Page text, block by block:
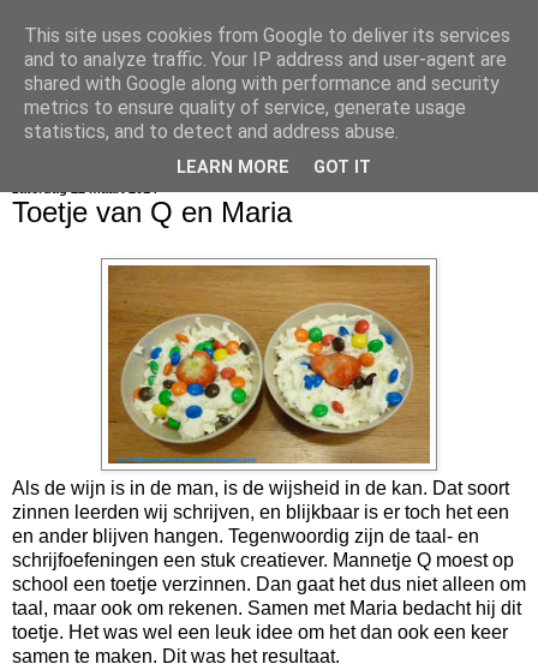
bijna net zo lekker als thuis
Toetje van Q en Maria
Als de wijn is in de man, is de wijsheid in de kan. Dat soort
zinnen leerden wij schrijven, en blijkbaar is er toch het een
en ander blijven hangen. Tegenwoordig zijn de taal- en
schrijfoefeningen een stuk creatiever. Mannetje Q moest op
school een toetje verzinnen. Dan gaat het dus niet alleen om
taal, maar ook om rekenen. Samen met Maria bedacht hij dit
toetje. Het was wel een leuk idee om het dan ook een keer
samen te maken. Dit was het resultaat.
This site uses cookies from Google to deliver its services
and to analyze traffic. Your IP address and user-agent are
shared with Google along with performance and security
metrics to ensure quality of service, generate usage
statistics, and to detect and address abuse.
LEARN MORE GOT IT